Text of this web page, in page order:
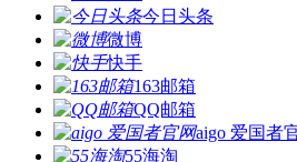
今日头条
微博
快手
163邮箱
QQ邮箱
aigo 爱国者
55海淘